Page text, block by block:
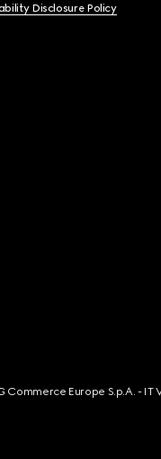
Disclosure Policy
Europe S.p.A. -